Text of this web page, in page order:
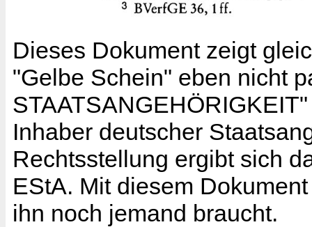
Dieses Dokument zeigt
"Gelbe Schein" eben nicht
Inhaber deutscher
Rechtsstellung ergibt sich
EStA. Mit diesem
ihn noch jemand braucht.